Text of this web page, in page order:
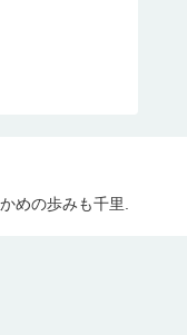
めの歩みも千里.